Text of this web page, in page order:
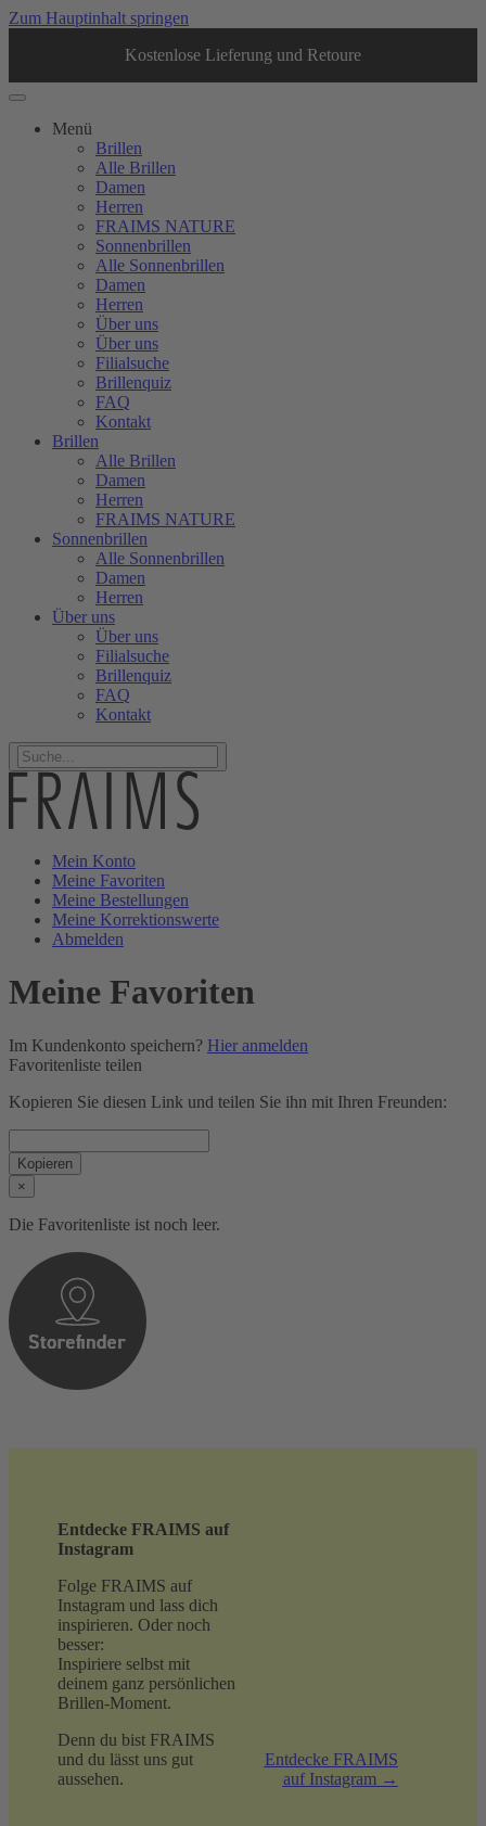
Zum Hauptinhalt springen
Kostenlose Lieferung und Retoure
Menü
Brillen
Alle Brillen
Damen
Herren
FRAIMS NATURE
Sonnenbrillen
Alle Sonnenbrillen
Damen
Herren
Über uns
Über uns
Filialsuche
Brillenquiz
FAQ
Kontakt
Brillen
Alle Brillen
Damen
Herren
FRAIMS NATURE
Sonnenbrillen
Alle Sonnenbrillen
Damen
Herren
Über uns
Über uns
Filialsuche
Brillenquiz
FAQ
Kontakt
Mein Konto
Meine Favoriten
Meine Bestellungen
Meine Korrektionswerte
Abmelden
Meine Favoriten
Im Kundenkonto speichern? Hier anmelden
Favoritenliste teilen
Kopieren Sie diesen Link und teilen Sie ihn mit Ihren Freunden:
Kopieren
×
Die Favoritenliste ist noch leer.
Entdecke FRAIMS auf
Instagram
Folge FRAIMS auf
Instagram und lass dich
inspirieren. Oder noch
besser:
Inspiriere selbst mit
deinem ganz persönlichen
Brillen-Moment.
Denn du bist FRAIMS
und du lässt uns gut
aussehen.
Entdecke FRAIMS
auf Instagram →